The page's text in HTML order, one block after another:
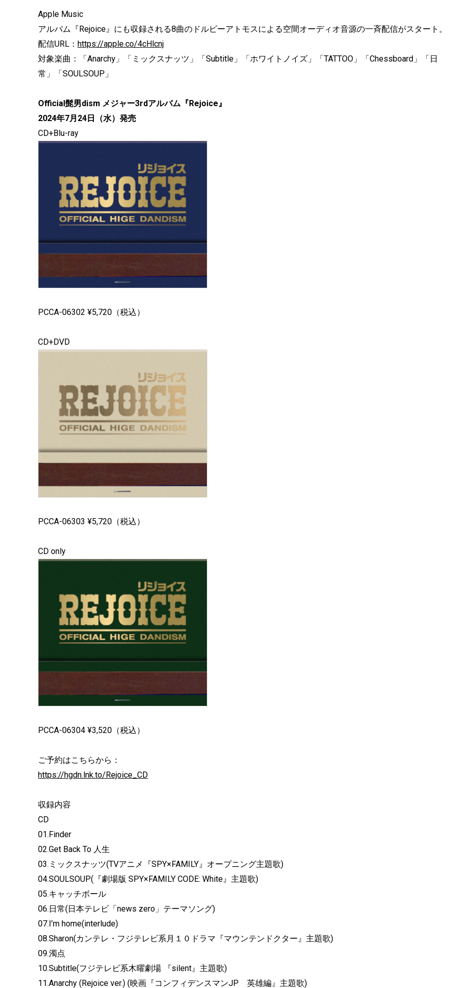
Apple Music
アルバム『Rejoice』にも収録される8曲のドルビーアトモスによる空間オーディオ音源の一斉配信がスタート。
配信URL： https://apple.co/4cHlcnj
対象楽曲：「Anarchy」「ミックスナッツ」「Subtitle」「ホワイトノイズ」「TATTOO」「Chessboard」「日
常」「SOULSOUP」
Official髭男dism メジャー3rdアルバム『Rejoice』
2024年7月24日（水）発売
CD+Blu-ray
PCCA-06302 ¥5,720（税込）
CD+DVD
PCCA-06303 ¥5,720（税込）
CD only
PCCA-06304 ¥3,520（税込）
ご予約はこちらから：
https://hgdn.lnk.to/Rejoice_CD
収録内容
CD
01.Finder
02.Get Back To 人生
03.ミックスナッツ(TVアニメ『SPY×FAMILY』オープニング主題歌)
04.SOULSOUP(『劇場版 SPY×FAMILY CODE: White』主題歌)
05.キャッチボール
06.日常(日本テレビ「news zero」テーマソング)
07.I’m home(interlude)
08.Sharon(カンテレ・フジテレビ系月１０ドラマ『マウンテンドクター』主題歌)
09.濁点
10.Subtitle(フジテレビ系木曜劇場 『silent』主題歌)
11.Anarchy (Rejoice ver.) (映画『コンフィデンスマンJP 英雄編』主題歌)